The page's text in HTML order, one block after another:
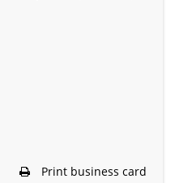
Print business card